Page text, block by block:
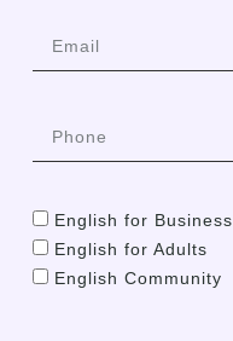
English for Business
English for Adults
English Community